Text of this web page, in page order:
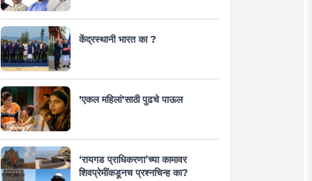
केंद्रस्थानी भारत का ?
'एकल महिलां'साठी पुढचे पाऊल
‘रायगड प्राधिकरणा’च्या कामावर
शिवप्रेमींकडूनच प्रश्नचिन्ह का?